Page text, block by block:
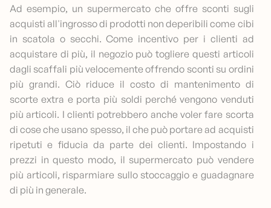
Ad esempio, un supermercato che offre sconti sugli
acquisti all'ingrosso di prodotti non deperibili come cibi
in scatola o secchi. Come incentivo per i clienti ad
acquistare di più, il negozio può togliere questi articoli
dagli scaffali più velocemente offrendo sconti su ordini
più grandi. Ciò riduce il costo di mantenimento di
scorte extra e porta più soldi perché vengono venduti
più articoli. I clienti potrebbero anche voler fare scorta
di cose che usano spesso, il che può portare ad acquisti
ripetuti e fiducia da parte dei clienti. Impostando i
prezzi in questo modo, il supermercato può vendere
più articoli, risparmiare sullo stoccaggio e guadagnare
di più in generale.